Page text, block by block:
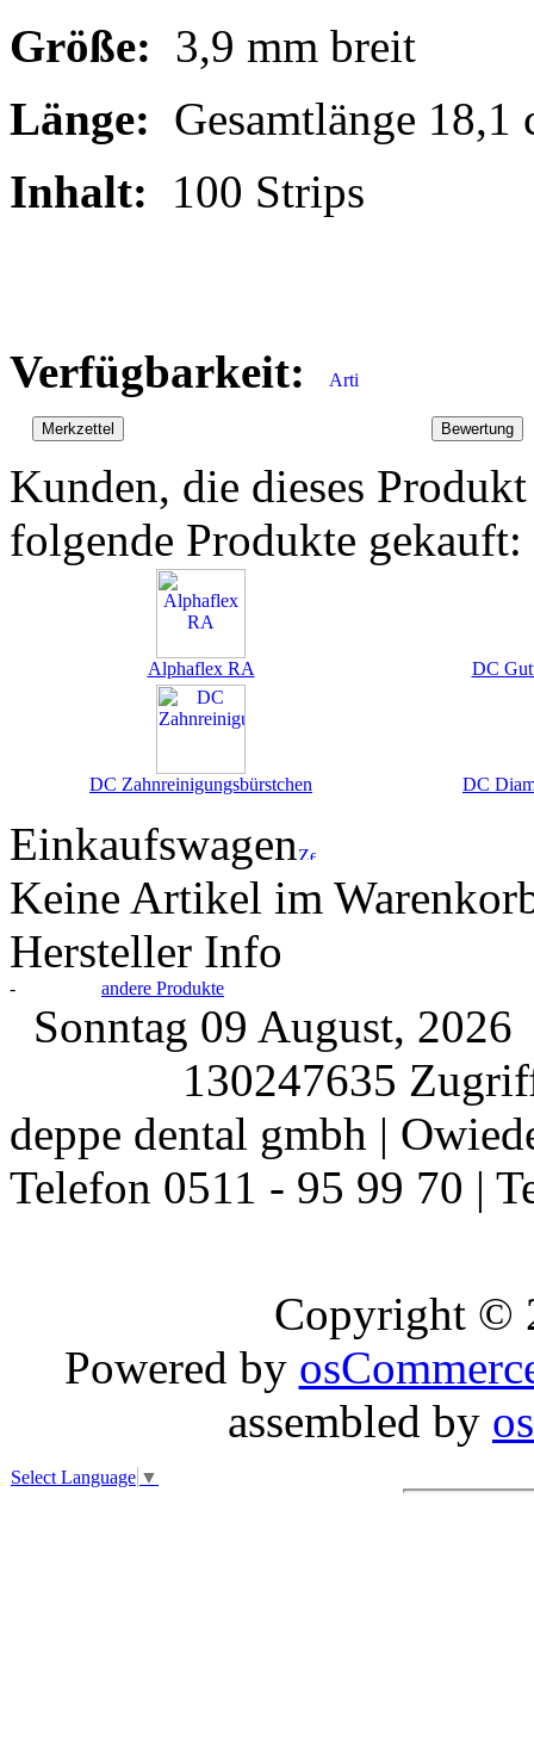
Größe: 3,9 mm breit
Länge: Gesamtlänge 18,1
Inhalt:
100 Strips
Verfügbarkeit:
Kunden, die dieses
folgende Produkte gekauft:
Alphaflex RA DC
DC Zahnreinigungsbürstchen DC
Einkaufswagen
Keine Artikel im
Hersteller Info
- andere Produkte
Sonntag 09 August,
130247635
deppe dental gmbh |
Telefon 0511 - 95 99 70 |
Copyright ©
Powered by
assembled by
Select Language ▼